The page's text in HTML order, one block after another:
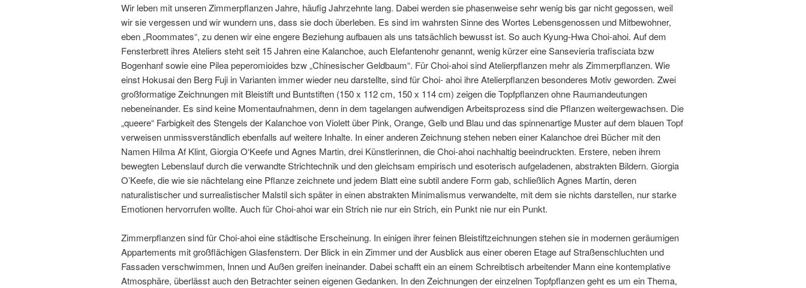
Wir leben mit unseren Zimmerpflanzen Jahre, häufig Jahrzehnte lang. Dabei werden sie phasenweise sehr wenig bis gar nicht gegossen, weil
wir sie vergessen und wir wundern uns, dass sie doch überleben. Es sind im wahrsten Sinne des Wortes Lebensgenossen und Mitbewohner,
eben „Roommates“, zu denen wir eine engere Beziehung aufbauen als uns tatsächlich bewusst ist. So auch Kyung-Hwa Choi-ahoi. Auf dem
Fensterbrett ihres Ateliers steht seit 15 Jahren eine Kalanchoe, auch Elefantenohr genannt, wenig kürzer eine Sansevieria trafisciata bzw
Bogenhanf sowie eine Pilea peperomioides bzw „Chinesischer Geldbaum“. Für Choi-ahoi sind Atelierpflanzen mehr als Zimmerpflanzen. Wie
einst Hokusai den Berg Fuji in Varianten immer wieder neu darstellte, sind für Choi- ahoi ihre Atelierpflanzen besonderes Motiv geworden. Zwei
großformatige Zeichnungen mit Bleistift und Buntstiften (150 x 112 cm, 150 x 114 cm) zeigen die Topfpflanzen ohne Raumandeutungen
nebeneinander. Es sind keine Momentaufnahmen, denn in dem tagelangen aufwendigen Arbeitsprozess sind die Pflanzen weitergewachsen. Die
„queere“ Farbigkeit des Stengels der Kalanchoe von Violett über Pink, Orange, Gelb und Blau und das spinnenartige Muster auf dem blauen Topf
verweisen unmissverständlich ebenfalls auf weitere Inhalte. In einer anderen Zeichnung stehen neben einer Kalanchoe drei Bücher mit den
Namen Hilma Af Klint, Giorgia O‘Keefe und Agnes Martin, drei Künstlerinnen, die Choi-ahoi nachhaltig beeindruckten. Erstere, neben ihrem
bewegten Lebenslauf durch die verwandte Strichtechnik und den gleichsam empirisch und esoterisch aufgeladenen, abstrakten Bildern. Giorgia
O’Keefe, die wie sie nächtelang eine Pflanze zeichnete und jedem Blatt eine subtil andere Form gab, schließlich Agnes Martin, deren
naturalistischer und surrealistischer Malstil sich später in einen abstrakten Minimalismus verwandelte, mit dem sie nichts darstellen, nur starke
Emotionen hervorrufen wollte. Auch für Choi-ahoi war ein Strich nie nur ein Strich, ein Punkt nie nur ein Punkt.
Zimmerpflanzen sind für Choi-ahoi eine städtische Erscheinung. In einigen ihrer feinen Bleistiftzeichnungen stehen sie in modernen geräumigen
Appartements mit großflächigen Glasfenstern. Der Blick in ein Zimmer und der Ausblick aus einer oberen Etage auf Straßenschluchten und
Fassaden verschwimmen, Innen und Außen greifen ineinander. Dabei schafft ein an einem Schreibtisch arbeitender Mann eine kontemplative
Atmosphäre, überlässt auch den Betrachter seinen eigenen Gedanken. In den Zeichnungen der einzelnen Topfpflanzen geht es um ein Thema,